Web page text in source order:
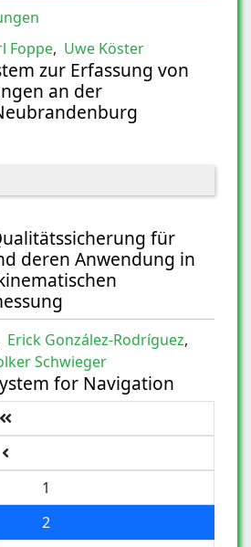
Foppe, Uwe Köster
zur Erfassung von
an der
für
deren Anwendung in
Erick González-Rodríguez,
Schwieger
for Navigation
1
2